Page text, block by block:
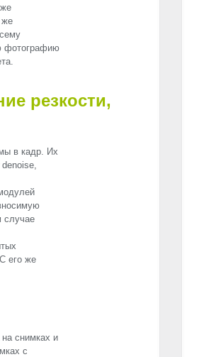
же
фотографию
резкости,
в кадр. Их
случае
его же
на снимках и
с